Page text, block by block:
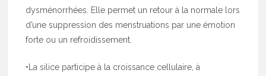
dysménorrhées. Elle permet un retour à la normale lors
d’une suppression des menstruations par une émotion
forte ou un refroidissement.
•La silice participe à la croissance cellulaire, à